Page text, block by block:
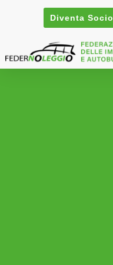
Diventa Socio